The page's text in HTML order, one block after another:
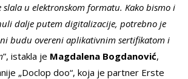
u elektronskom formatu. Kako bismo i
dalje putem digitalizacije, potrebno je
budu overeni aplikativnim sertifikatom i
”, istakla je Magdalena Bogdanović,
„Doclop doo“, koja je partner Erste